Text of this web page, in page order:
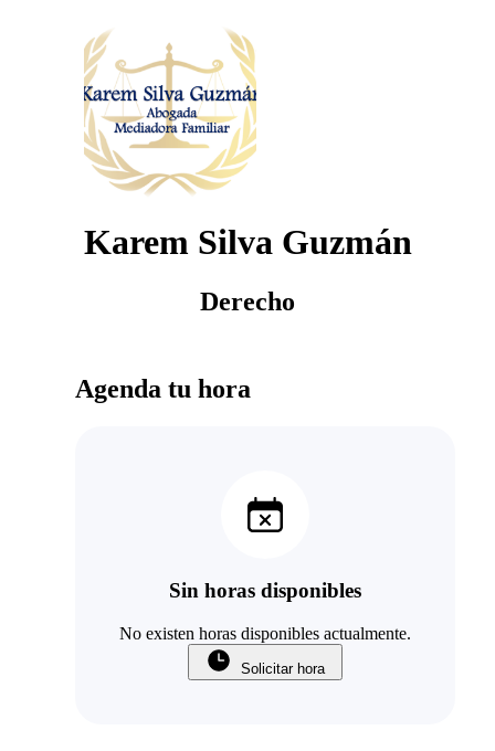
Karem Silva Guzmán
Derecho
Agenda tu hora
Sin horas disponibles
No existen horas disponibles actualmente.
Solicitar hora